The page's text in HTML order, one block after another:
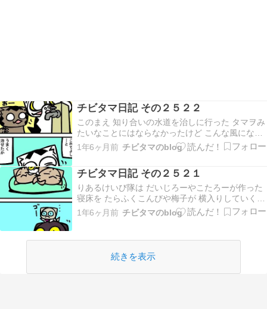
チビタマ日記 その２５２２
このまえ 知り合いの水道を治しに行った タマヲみ
たいなことにはならなかったけど こんな風になっ
てるんだなーと なんかいい体験ができたなー 最近
できることが増えてきた うん たのしいぞ
1年6ヶ月前 チビタマのblog
チビタマ日記 その２５２１
りあるけいび隊は だいじろーやこたろーが作った
寝床を たらふくこんびや梅子が 横入りしていくパ
ターンが多い さむいときに みんな固まって寝てる
のを見てるのがすき
1年6ヶ月前 チビタマのblog
続きを表示